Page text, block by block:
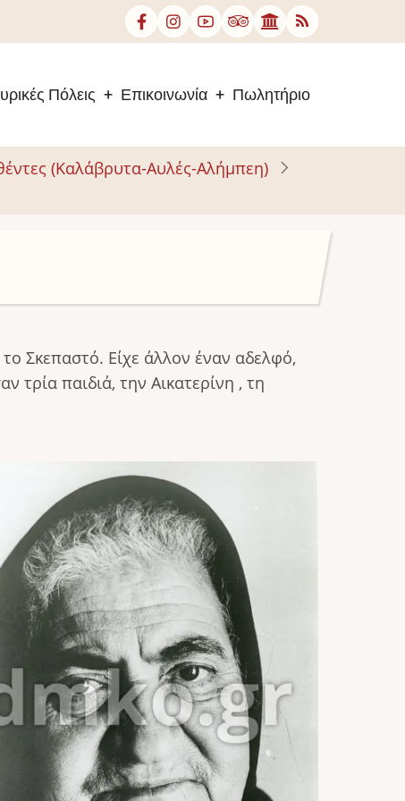
Πόλεις Επικοινωνία Πωλητήριο
(Καλάβρυτα-Αυλές-Αλήμπεη)
Σκεπαστό. Είχε άλλον έναν αδελφό,
τρία παιδιά, την Αικατερίνη , τη